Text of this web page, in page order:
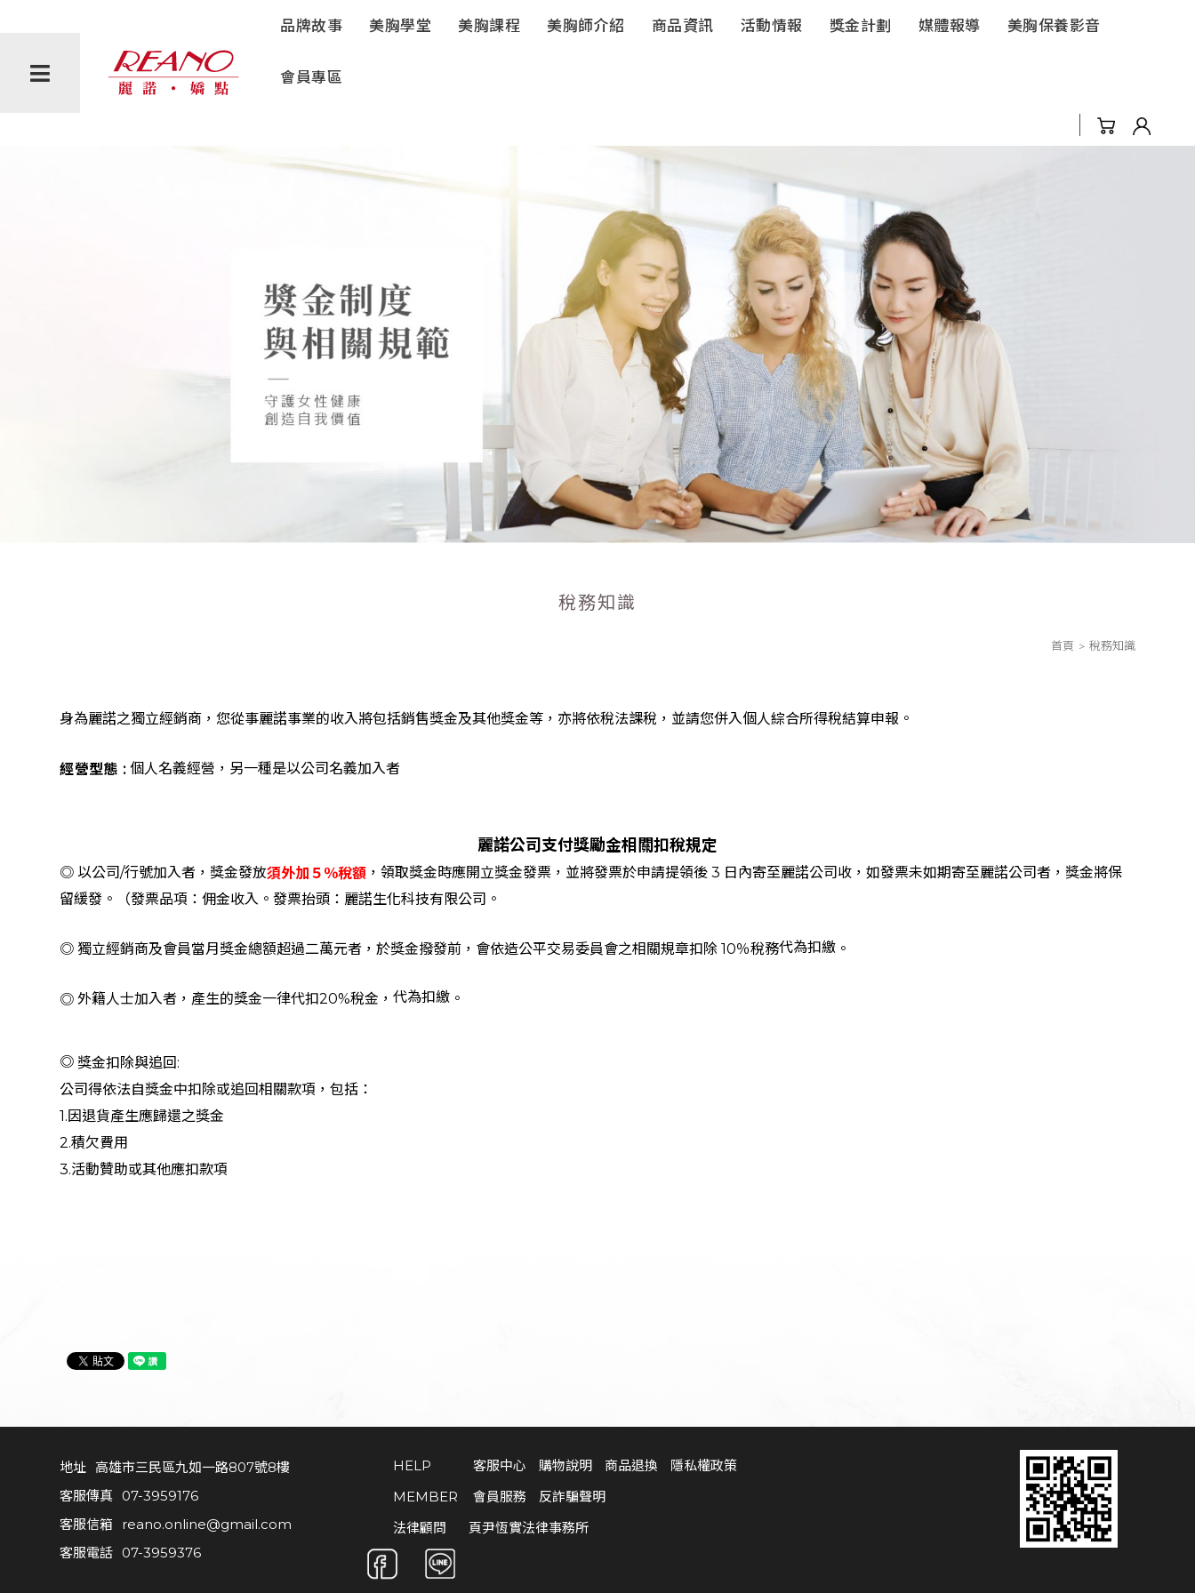
品牌故事 美胸學堂 美胸課程 美胸師介紹 商品資訊
豐妍彈系
獨家儀器
珊妮S-伊人
潔
活動情報 獎金計劃 媒體報導 美胸保養影音
會員專區
反詐騙聲明
會員專區
客服信箱
reano.online@gmail.com
稅務知識
首頁 稅務知識
身為麗諾之獨立經銷商，您從事麗諾事業的收入將包括銷售獎金及其他獎金等，亦將依稅法課稅，並請您併入個人綜合所得稅結算申報。
經營型態 : 個人名義經營，另一種是以公司名義加入者
麗諾公司支付獎勵金相關扣稅規定
◎ 以公司/行號加入者，獎金發放須外加 ５％稅額 ，領取獎金時應開立獎金發票，並將發票於申請提領後 3 日內寄至麗諾公司收，如發票未如期寄至麗諾公司者，獎金將保
留緩發。（發票品項：佣金收入。發票抬頭：麗諾生化科技有限公司。
◎ 獨立經銷商及會員當月獎金總額超過二萬元者，於獎金撥發前，會依造公平交易委員會之相關規章扣除 10％稅務代為扣繳 。
◎外籍人士加入者，產生的獎金一律代扣20%稅金，代為扣繳 。
◎獎金扣除與追回:
公司得依法自獎金中扣除或追回相關款項，包括：
1.因退貨產生應歸還之獎金
2.積欠費用
3.活動贊助或其他應扣款項
地址 高雄市三民區九如一路807號8樓
客服傳真 07-3959176
客服信箱
reano.online@gmail.com
客服電話 07-3959376
HELP 客服中心 購物說明 商品退換
隱私權政策
MEMBER
會員服務
反詐騙聲明
法律顧問
頁尹恆實法律事務所